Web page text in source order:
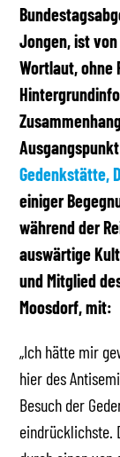
Jongen, ist
Wortlaut, ohne
Gedenkstätte,
einiger
während der
auswärtige
und Mitglied
Moosdorf, mit:
„Ich hätte mir
hier des
Besuch der
eindrücklichste.